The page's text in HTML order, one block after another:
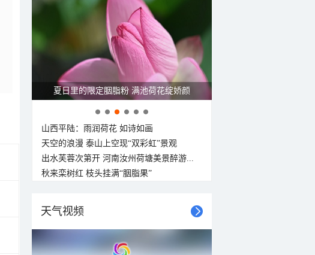
金色花海上线 青海门源油菜花大面积开放
山西平陆：雨润荷花 如诗如画
天空的浪漫 泰山上空现“双彩虹”景观
出水芙蓉次第开 河南汝州荷塘美景醉游...
秋来栾树红 枝头挂满“胭脂果”
天气视频